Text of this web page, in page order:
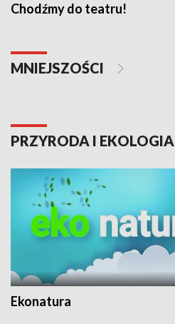
Chodźmy do teatru!
MNIEJSZOŚCI
PRZYRODA I EKOLOGIA
Ekonatura